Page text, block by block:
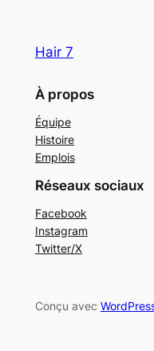
Hair 7
À propos
Équipe
Histoire
Emplois
Réseaux sociaux
Facebook
Instagram
Twitter/X
Conçu avec